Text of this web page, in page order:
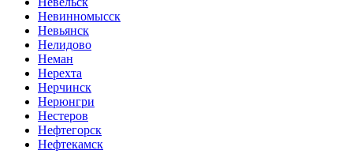
Невинномысск
Невьянск
Нелидово
Неман
Нерехта
Нерчинск
Нерюнгри
Нестеров
Нефтегорск
Нефтекамск